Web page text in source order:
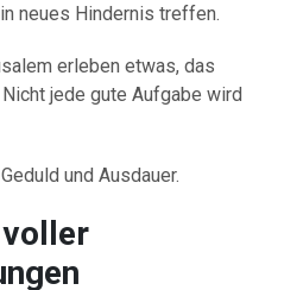
neues Hindernis treffen.
erleben etwas, das
jede gute Aufgabe wird
und Ausdauer.